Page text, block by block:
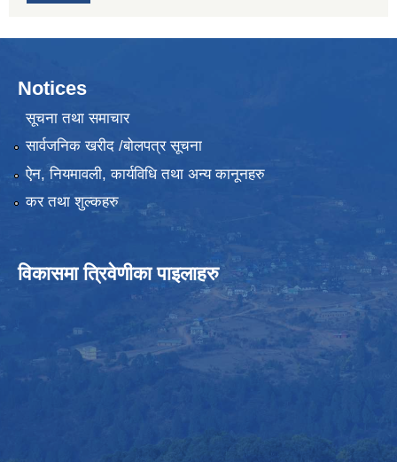
Notices
सूचना तथा समाचार
सार्वजनिक खरीद /बोलपत्र सूचना
ऐन, नियमावली, कार्यविधि तथा अन्य कानूनहरु
कर तथा शुल्कहरु
विकासमा त्रिवेणीका पाइलाहरु